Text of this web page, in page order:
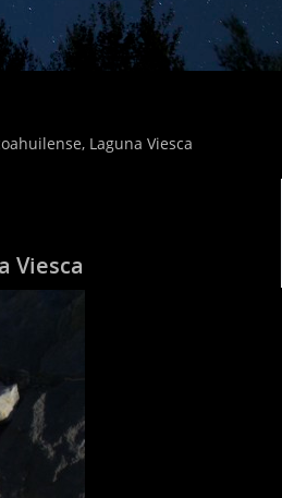
Laguna Viesca
Viesca